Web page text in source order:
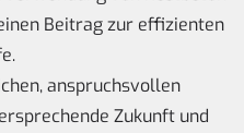
Beitrag zur effizienten
anspruchsvollen
Zukunft und